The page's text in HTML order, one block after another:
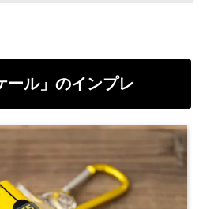
ール」のインプレ